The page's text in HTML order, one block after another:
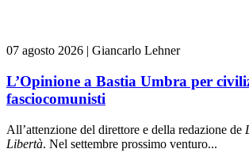
07 agosto 2026 | Giancarlo Lehner
L’Opinione a Bastia Umbra per
fasciocomunisti
All’attenzione del direttore e della redazione de
Libertà. Nel settembre prossimo venturo...